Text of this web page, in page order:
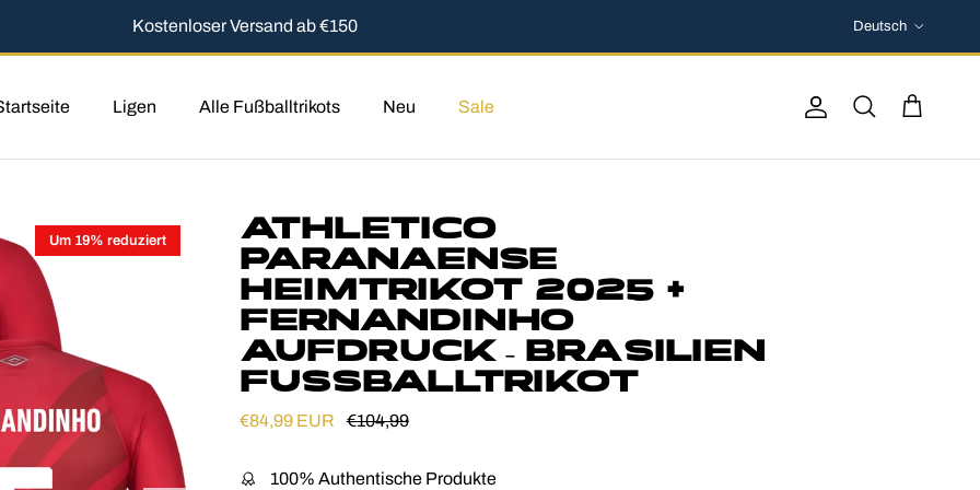
Kostenloser Versand ab €150 Deutsch
Ligen Alle Fußballtrikots Neu Sale
KontoSuchen
Um 19% reduziert
ATHLETICO
PARANAENSE
HEIMTRIKOT 2025 +
FERNANDINHO
AUFDRUCK – BRASILIEN
FUSSBALLTRIKOT
Verkaufspreis
€84,99 EUR Normaler Preis
€104,99
100% Authentische Produkte